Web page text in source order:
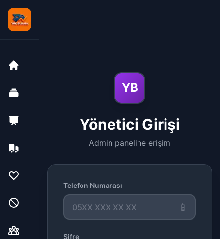
YB
Yönetici Girişi
Admin paneline erişim
Telefon Numarası
📱
Şifre